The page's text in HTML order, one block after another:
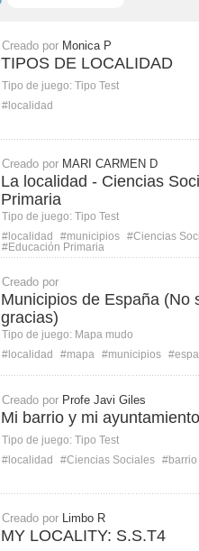
Creado por Monica P
TIPOS DE LOCALIDAD
Tipo de juego: Tipo Test
#localidad
Creado por MARI CARMEN D
La localidad - Ciencias
Primaria
Tipo de juego: Tipo Test
#localidad
#municipios #Ciencias
#Educación Primaria
Creado por
Municipios de España (No
gracias)
Tipo de juego: Mapa mudo
#localidad
#mapa #municipios
Creado por Profe Javi Giles
Mi barrio y mi
Tipo de juego: Tipo Test
#localidad
#Ciencias Sociales #barrio
Creado por Limbo R
MY LOCALITY: S.S.T4